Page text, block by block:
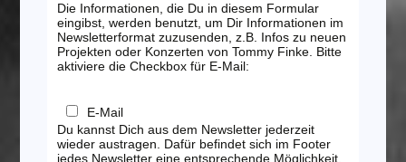
Die Informationen, die Du in diesem Formular
eingibst, werden benutzt, um Dir Informationen im
Newsletterformat zuzusenden, z.B. Infos zu neuen
Projekten oder Konzerten von Tommy Finke. Bitte
aktiviere die Checkbox für E-Mail:
E-Mail
Du kannst Dich aus dem Newsletter jederzeit
wieder austragen. Dafür befindet sich im Footer
jedes Newsletter eine entsprechende Möglichkeit.